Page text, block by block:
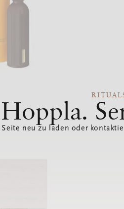
Hoppla.
Seite neu zu laden oder